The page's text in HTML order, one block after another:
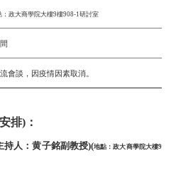
：政大商學院大樓9樓908-1研討室
會談，因疫情因素取消。
排)：
持人：黄子銘副教授)(地點：政大商學院大樓9